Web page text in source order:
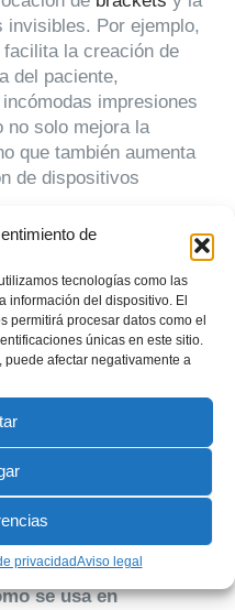
de
tecnologías como las
información del dispositivo. El
permitirá procesar datos como el
únicas en este sitio.
afectar negativamente a
privacidadAviso legal
invisibles. Por ejemplo,
la creación de
del paciente,
impresiones
no solo mejora la
que también aumenta
de dispositivos
Clínica Dental Eddy
en la implementación
tratamientos más
de espera. Los
más rápidos, menos
del
crucial de estas
actual.
se usa en